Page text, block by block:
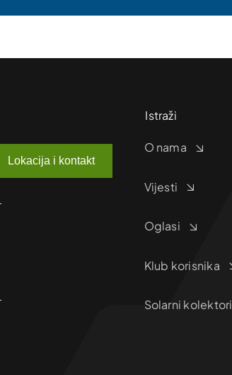
Lokacija i kontakt
Istraži
O nama
Vijesti
Oglasi
Klub korisnika
Solarni kolektori